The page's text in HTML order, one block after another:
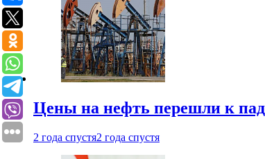
Цены на нефть перешли к
2 года спустя2 года спустя